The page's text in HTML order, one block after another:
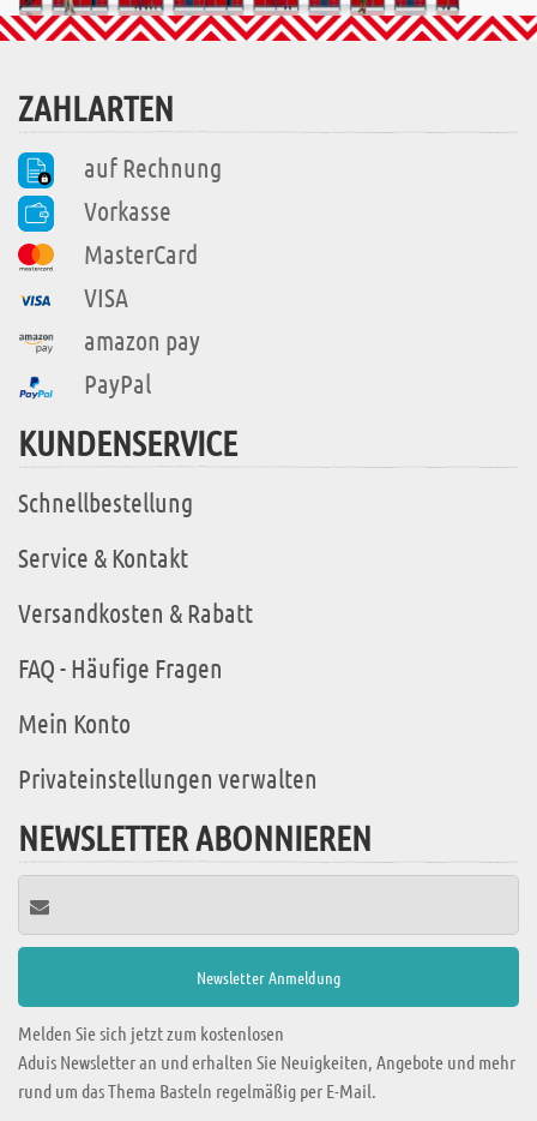
ZAHLARTEN
auf Rechnung
Vorkasse
MasterCard
VISA
amazon pay
PayPal
KUNDENSERVICE
Schnellbestellung
Service & Kontakt
Versandkosten & Rabatt
FAQ - Häufige Fragen
Mein Konto
Privateinstellungen verwalten
NEWSLETTER ABONNIEREN
Melden Sie sich jetzt zum kostenlosen
Aduis Newsletter an und erhalten Sie Neuigkeiten, Angebote und mehr
rund um das Thema Basteln regelmäßig per E-Mail.